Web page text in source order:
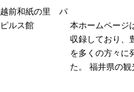
越前和紙の里 パ
ピルス館
本ホームページ
収録しており、
を多くの方々に
た。 福井県の